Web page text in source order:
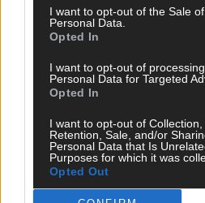
I want to opt-out of the Sale
Personal Data.
Opted In
I want to opt-out of
Personal Data for Targeted
Opted In
I want to opt-out of Collection,
Retention, Sale, and/or
Personal Data that Is
Purposes for which it was
Opted Out
KOMMENTAR
Eurovision 2026: Der große
ihre Siegchancen
Von Lugano bis Wien: Wie der
Abstimmungssystem immer
Mai 2026